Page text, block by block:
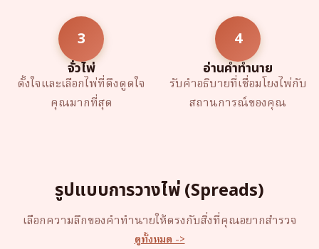
3
จั่วไพ่
ตั้งใจและเลือกไพ่ที่ดึงดูดใจ
คุณมากที่สุด
4
อ่านคำทำนาย
รับคำอธิบายที่เชื่อมโยงไพ่กับ
สถานการณ์ของคุณ
รูปแบบการวางไพ่ (Spreads)
เลือกความลึกของคำทำนายให้ตรงกับสิ่งที่คุณอยากสำรวจ
ดูทั้งหมด ->